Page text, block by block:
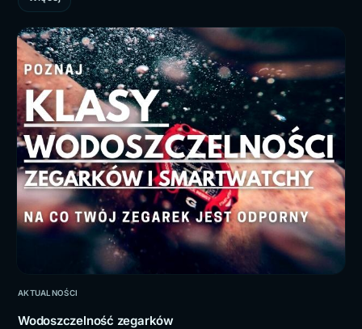
AKTUALNOŚCI
Wodoszczelność zegarków